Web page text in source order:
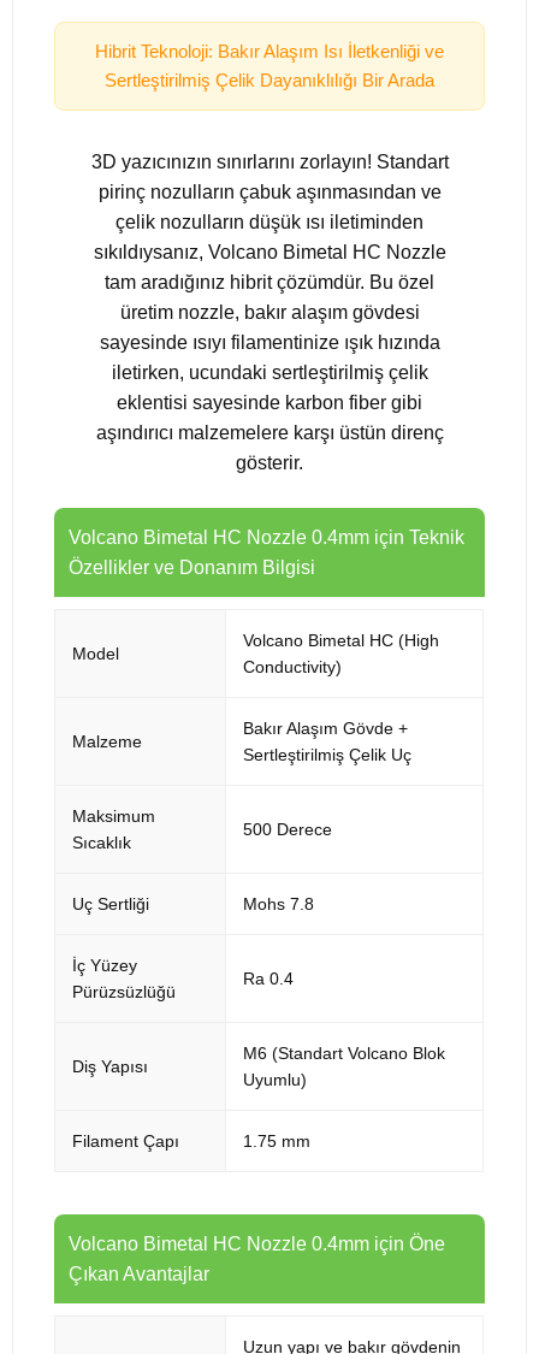
Hibrit Teknoloji: Bakır Alaşım Isı İletkenliği ve
Sertleştirilmiş Çelik Dayanıklılığı Bir Arada
3D yazıcınızın sınırlarını zorlayın! Standart
pirinç nozulların çabuk aşınmasından ve
çelik nozulların düşük ısı iletiminden
sıkıldıysanız, Volcano Bimetal HC Nozzle
tam aradığınız hibrit çözümdür. Bu özel
üretim nozzle, bakır alaşım gövdesi
sayesinde ısıyı filamentinize ışık hızında
iletirken, ucundaki sertleştirilmiş çelik
eklentisi sayesinde karbon fiber gibi
aşındırıcı malzemelere karşı üstün direnç
gösterir.
Volcano Bimetal HC Nozzle 0.4mm için Teknik
Özellikler ve Donanım Bilgisi
Model
Volcano Bimetal HC (High
Conductivity)
Malzeme
Bakır Alaşım Gövde +
Sertleştirilmiş Çelik Uç
Maksimum
Sıcaklık
500 Derece
Uç Sertliği Mohs 7.8
İç Yüzey
Pürüzsüzlüğü
Ra 0.4
Diş Yapısı
M6 (Standart Volcano Blok
Uyumlu)
Filament Çapı 1.75 mm
Volcano Bimetal HC Nozzle 0.4mm için Öne
Çıkan Avantajlar
Uzun yapı ve bakır gövdenin